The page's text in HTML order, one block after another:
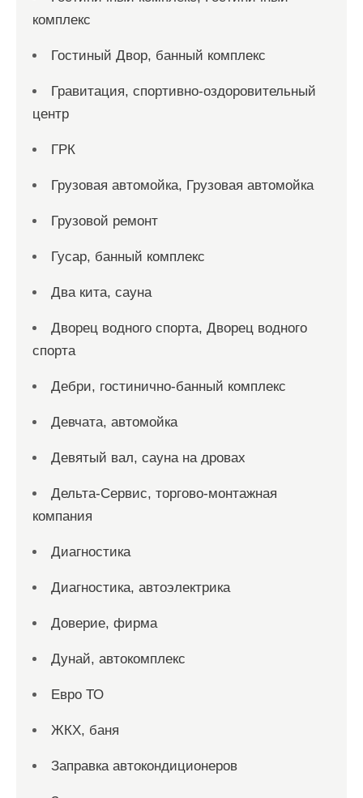
комплекс
Гостиный Двор, банный комплекс
Гравитация, спортивно-оздоровительный
центр
ГРК
Грузовая автомойка, Грузовая автомойка
Грузовой ремонт
Гусар, банный комплекс
Два кита, сауна
Дворец водного спорта, Дворец водного
спорта
Дебри, гостинично-банный комплекс
Девчата, автомойка
Девятый вал, сауна на дровах
Дельта-Сервис, торгово-монтажная
компания
Диагностика
Диагностика, автоэлектрика
Доверие, фирма
Дунай, автокомплекс
Евро ТО
ЖКХ, баня
Заправка автокондиционеров